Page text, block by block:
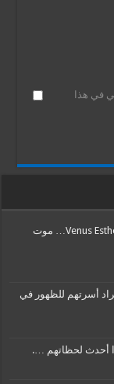
في هذا
بالفيديو: بعد تعاقدها مع وكالة Venus Esthetika… موت
أسرتهم للظهور في
أحدث لحظاتهم ….